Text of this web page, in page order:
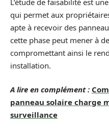
qui permet aux
apte à recevoir des
cette phase peut mener à
compromettant ainsi le
installation.
A lire en complément :
panneau solaire charge
surveillance